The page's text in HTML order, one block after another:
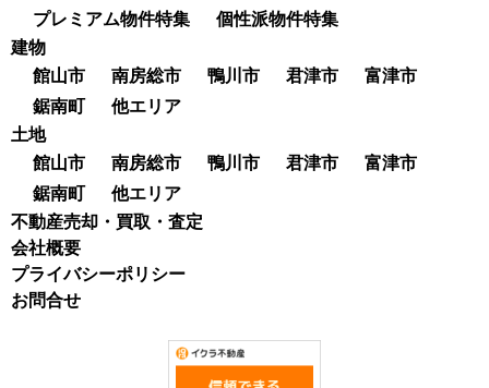
プレミアム物件特集
個性派物件特集
建物
館山市
南房総市 鴨川市 君津市
富津市
鋸南町
他エリア
土地
館山市
南房総市 鴨川市 君津市
富津市
鋸南町
他エリア
不動産売却・買取・査定
会社概要
プライバシーポリシー
お問合せ